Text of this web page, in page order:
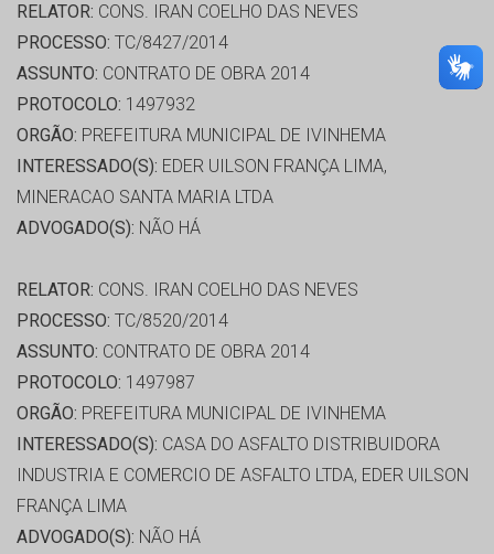
RELATOR: CONS. IRAN COELHO DAS NEVES
PROCESSO: TC/8427/2014
ASSUNTO: CONTRATO DE OBRA 2014
PROTOCOLO: 1497932
ORGÃO: PREFEITURA MUNICIPAL DE IVINHEMA
INTERESSADO(S): EDER UILSON FRANÇA LIMA,
MINERACAO SANTA MARIA LTDA
ADVOGADO(S): NÃO HÁ
RELATOR: CONS. IRAN COELHO DAS NEVES
PROCESSO: TC/8520/2014
ASSUNTO: CONTRATO DE OBRA 2014
PROTOCOLO: 1497987
ORGÃO: PREFEITURA MUNICIPAL DE IVINHEMA
INTERESSADO(S): CASA DO ASFALTO DISTRIBUIDORA
INDUSTRIA E COMERCIO DE ASFALTO LTDA, EDER UILSON
FRANÇA LIMA
ADVOGADO(S): NÃO HÁ